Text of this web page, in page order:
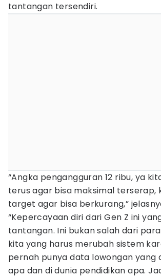
tantangan tersendiri.
“Angka pengangguran 12 ribu, ya
terus agar bisa maksimal terserap,
target agar bisa berkurang,”
“Kepercayaan diri dari Gen Z ini
tantangan. Ini bukan salah dari
kita yang harus merubah sistem
pernah punya data lowongan yang
apa dan di dunia pendidikan apa.